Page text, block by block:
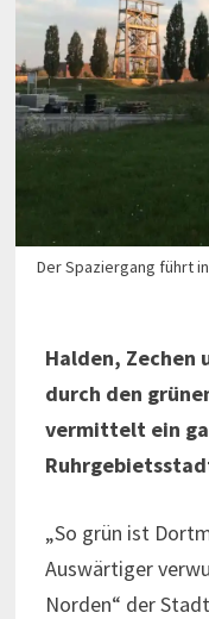
Der Spaziergang führt
Halden, Zechen
durch den
vermittelt ein
„So grün ist
Auswärtiger
Norden“ der